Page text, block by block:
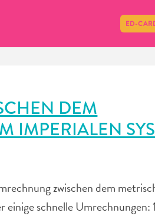
ED-
DEM
IMPERIALEN
zwischen dem
einige schnelle Umrechnungen: